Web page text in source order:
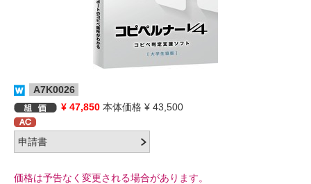
A7K0026
¥ 47,850 本体価格 ¥ 43,500
価格は予告なく変更される場合があります。